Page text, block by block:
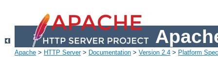
Apache > HTTP Server> Documentation > Version 2.4 > Platform